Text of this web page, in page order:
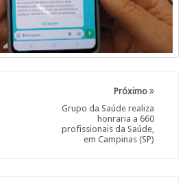
Próximo
Grupo da Saúde realiza
honraria a 660
profissionais da Saúde,
em Campinas (SP)